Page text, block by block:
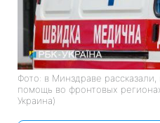
Фото: в Минздраве
помощь во фронтовых
Украина)